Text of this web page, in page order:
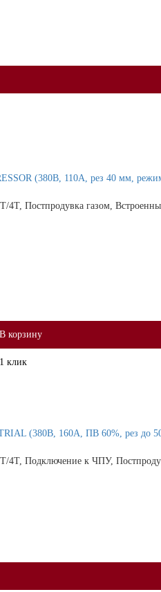
(380В, 110А, рез 40 мм,
4Т, Постпродувка газом,
В корзину
клик
(380В, 160А, ПВ 60%, рез до
4Т, Подключение к ЧПУ,